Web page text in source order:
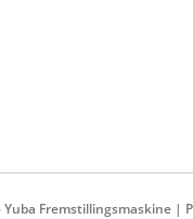
Fremstillingsmaskine |